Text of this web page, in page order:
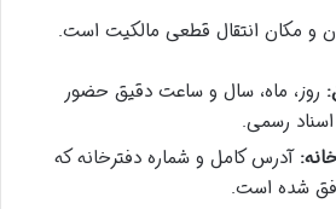
و مکان انتقال قطعی مالکیت است.
روز، ماه، سال و ساعت دقیق حضور
رسمی.
آدرس کامل و شماره دفترخانه که
شده است.